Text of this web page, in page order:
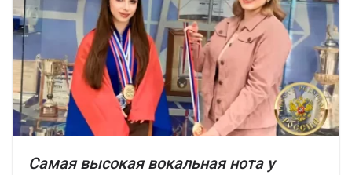
Самая высокая вокальная нота у